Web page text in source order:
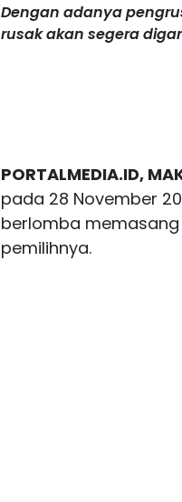
Dengan adanya
rusak akan segera
PORTALMEDIA.ID,
pada 28 November
berlomba
pemilihnya.